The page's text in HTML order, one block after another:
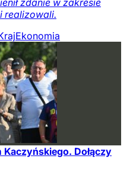
zdanie w zakresie
realizowali.
Ekonomia
Kaczyńskiego. Dołączy